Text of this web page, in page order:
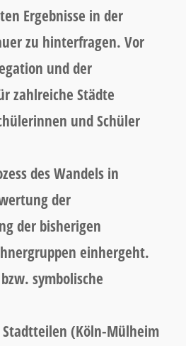
Ergebnisse in der
zu hinterfragen. Vor
und der
zahlreiche Städte
und Schüler
des Wandels in
der
der bisherigen
einhergeht.
symbolische
(Köln-Mülheim